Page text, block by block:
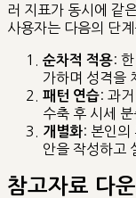
러 지표가 동시에 같
사용자는 다음의 단
순차적 적용:
가하며 성격을
패턴 연습: 과
수축 후 시세
개별화: 본인의
안을 작성하고
참고자료 다